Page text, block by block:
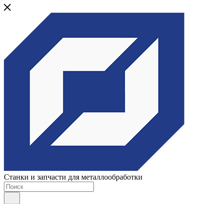
Станки и запчасти для металлообработки